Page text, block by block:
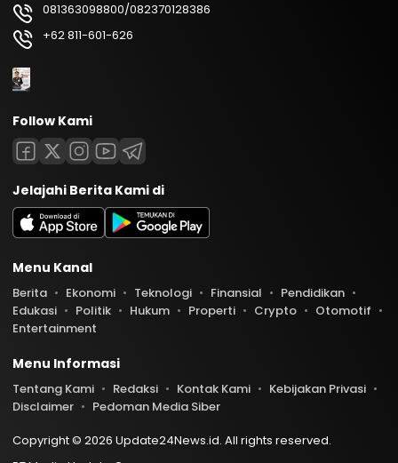
081363098800/082370128386
+62 811-601-626
Follow Kami
Jelajahi Berita Kami di
Menu Kanal
Berita Ekonomi Teknologi Finansial
Pendidikan
Edukasi
Politik Hukum Properti Crypto
Otomotif
Entertainment
Menu Informasi
Tentang Kami Redaksi Kontak Kami
Kebijakan Privasi
Disclaimer
Pedoman Media Siber
Copyright © 2026 Update24News.id. All rights reserved.